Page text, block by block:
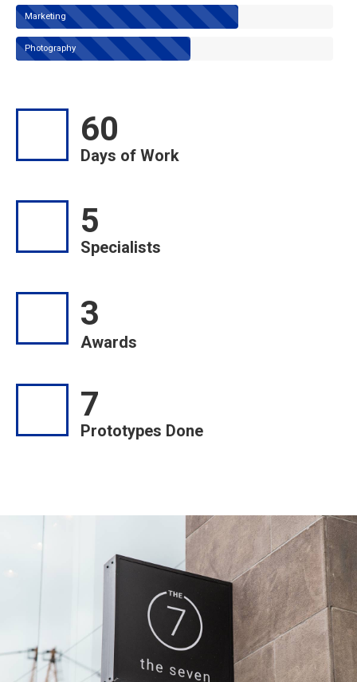
Marketing
Photography
60
Days of Work
5
Specialists
3
Awards
7
Prototypes Done